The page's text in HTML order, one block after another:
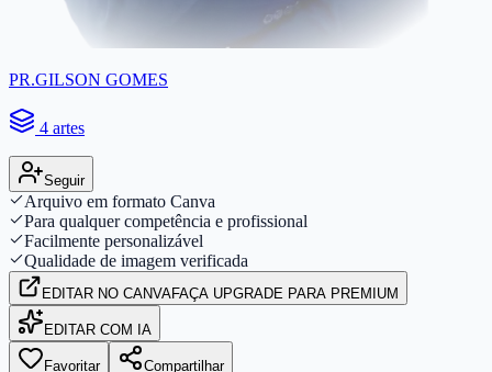
PR.GILSON GOMES
4 artes
Seguir
Arquivo em formato Canva
Para qualquer competência e profissional
Facilmente personalizável
Qualidade de imagem verificada
EDITAR NO CANVAFAÇA UPGRADE PARA PREMIUM
EDITAR COM IA
Favoritar Compartilhar